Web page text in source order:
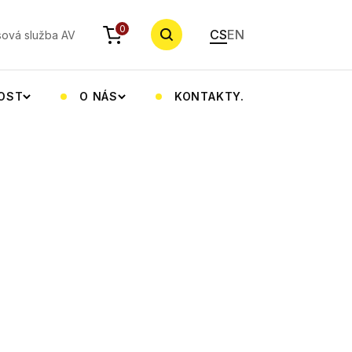
služba AV 0 CSEN
O NÁS KONTAKTY.